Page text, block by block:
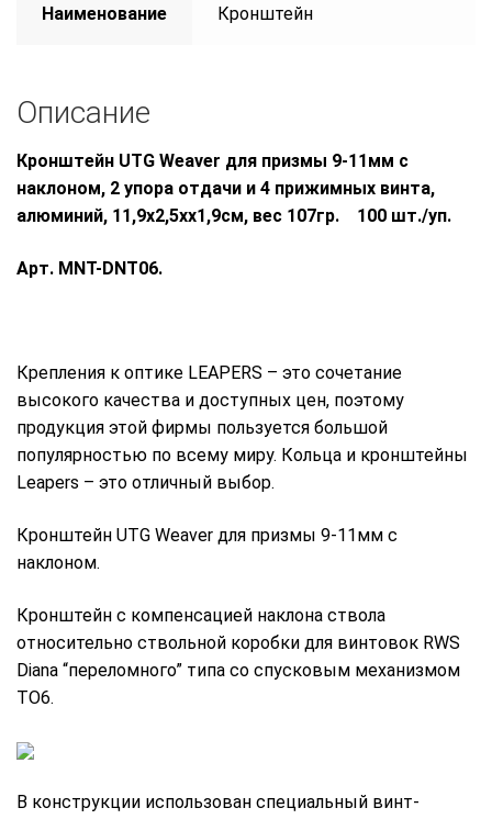
Наименование Кронштейн
Описание
Кронштейн UTG Weaver для призмы 9-11мм с
наклоном, 2 упора отдачи и 4 прижимных винта,
алюминий, 11,9х2,5хх1,9см, вес 107гр. 100 шт./уп.
Арт. MNT-DNT06.
Крепления к оптике LEAPERS – это сочетание
высокого качества и доступных цен, поэтому
продукция этой фирмы пользуется большой
популярностью по всему миру. Кольца и кронштейны
Leapers – это отличный выбор.
Кронштейн UTG Weaver для призмы 9-11мм с
наклоном.
Кронштейн с компенсацией наклона ствола
относительно ствольной коробки для винтовок RWS
Diana “переломного” типа со спусковым механизмом
TO6.
В конструкции использован специальный винт-